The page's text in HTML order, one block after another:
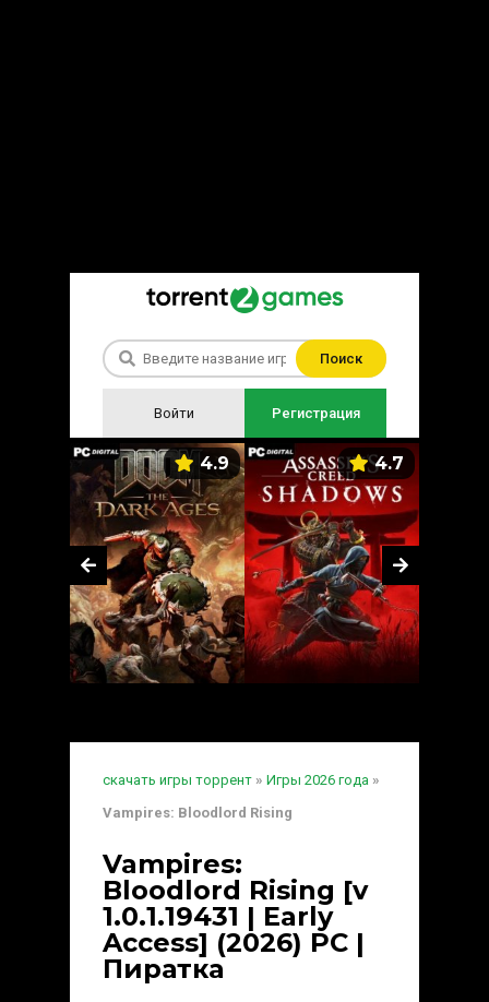
Поиск
Войти Регистрация
4.9 4.7
скачать игры торрент » Игры 2026 года »
Vampires: Bloodlord Rising
Vampires:
Bloodlord Rising [v
1.0.1.19431 | Early
Access] (2026) PC |
Пиратка